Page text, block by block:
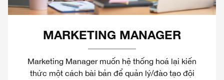
MARKETING MANAGER
Marketing Manager muốn hệ thống hoá lại kiến
thức một cách bài bản để quản lý/đào tạo đội